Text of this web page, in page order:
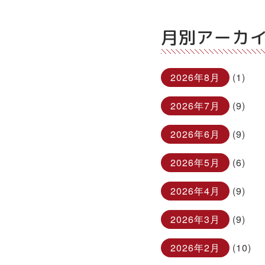
月別アーカ
2026年8月 (1)
2026年7月 (9)
2026年6月 (9)
2026年5月 (6)
2026年4月 (9)
2026年3月 (9)
2026年2月 (10)